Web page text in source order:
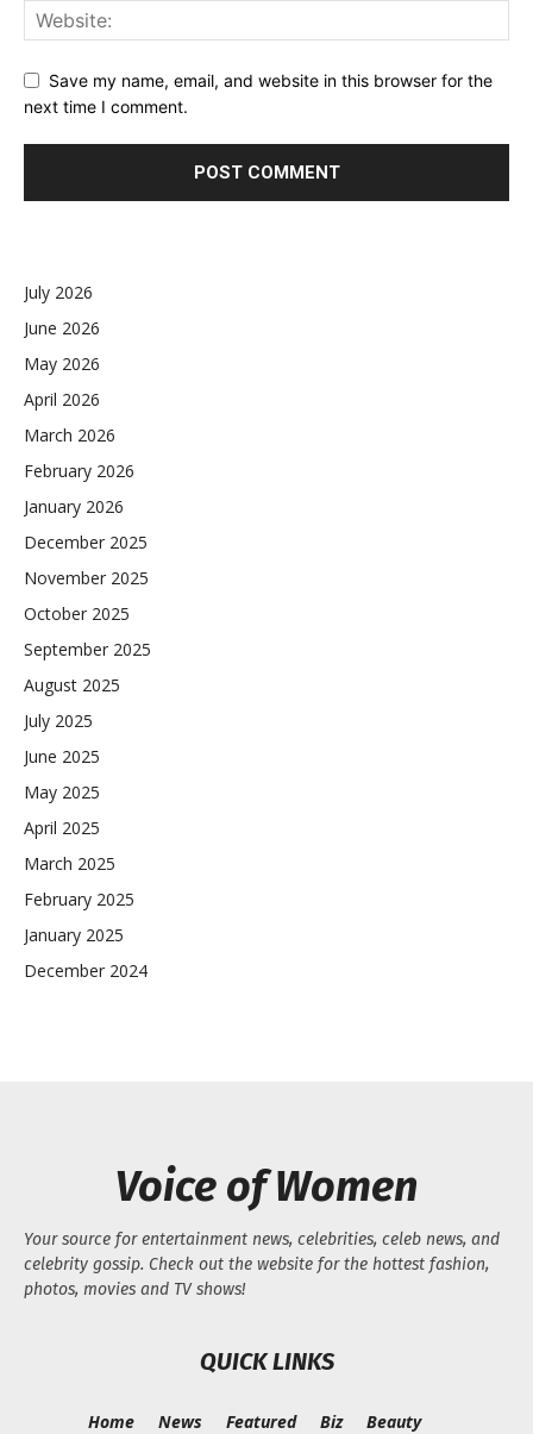
Save my name, email, and website in this browser for the
next time I comment.
July 2026
June 2026
May 2026
April 2026
March 2026
February 2026
January 2026
December 2025
November 2025
October 2025
September 2025
August 2025
July 2025
June 2025
May 2025
April 2025
March 2025
February 2025
January 2025
December 2024
Voice of Women
Your source for entertainment news, celebrities, celeb news, and
celebrity gossip. Check out the website for the hottest fashion,
photos, movies and TV shows!
QUICK LINKS
Home News Featured Biz Beauty